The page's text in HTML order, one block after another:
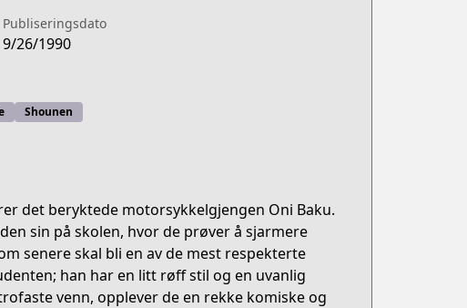
Publiseringsdato
9/26/1990
Shounen
det beryktede motorsykkelgjengen Oni Baku.
sin på skolen, hvor de prøver å sjarmere
senere skal bli en av de mest respekterte
han har en litt røff stil og en uvanlig
venn, opplever de en rekke komiske og